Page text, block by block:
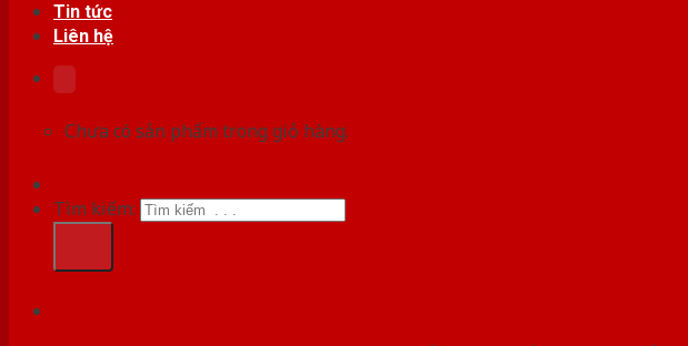
Tin tức
Liên hệ
Chưa có sản phẩm trong giỏ hàng.
Tìm kiếm: